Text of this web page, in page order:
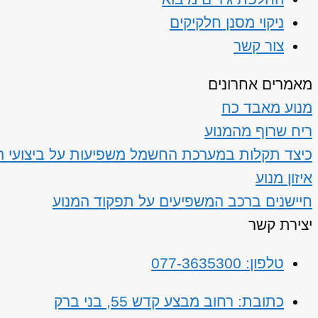
ניקוי מסנן חלקיקים
צור קשר
מאמרים אחרונים
מנוע מאבד כח
ריח שרוף מהמנוע
כיצד תקלות במערכת החשמל משפיעות על ביצועי
איזון מנוע
חיישנים ברכב המשפיעים על תפקוד המנוע
יצירת קשר
טלפון: 077-3635300
כתובת: רחוב מבצע קדש 55, בני ברק